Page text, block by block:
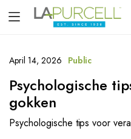
April 14, 2026 Public
Psychologische
gokken
Psychologische tips voor